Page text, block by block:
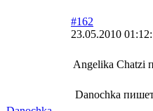
#162
23.05.2010
Angelika Chatzi
Danochka